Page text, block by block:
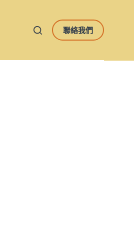
聯絡我們